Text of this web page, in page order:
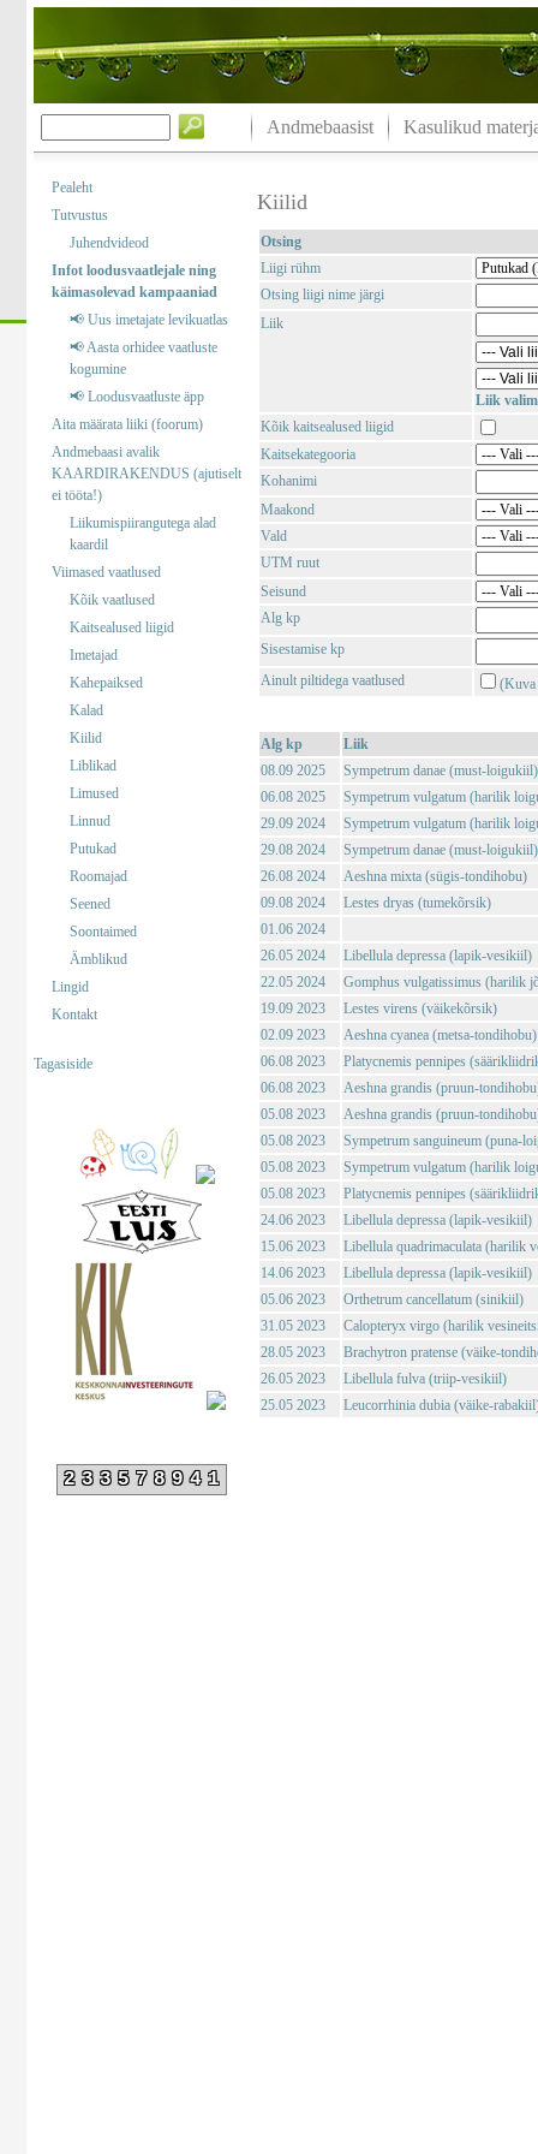
Andmebaasist Kasulikud
Pealeht
Tutvustus
Juhendvideod
Infot loodusvaatlejale ning
käimasolevad kampaaniad
📢 Uus imetajate levikuatlas
📢 Aasta orhidee vaatluste
kogumine
📢 Loodusvaatluste äpp
Aita määrata liiki (foorum)
Andmebaasi avalik
KAARDIRAKENDUS (ajutiselt
ei tööta!)
Liikumispiirangutega alad
kaardil
Viimased vaatlused
Kõik vaatlused
Kaitsealused liigid
Imetajad
Kahepaiksed
Kalad
Kiilid
Liblikad
Limused
Linnud
Putukad
Roomajad
Seened
Soontaimed
Ämblikud
Lingid
Kontakt
Tagasiside
233578941
Kiilid
Otsing
Liigi rühm
Otsing liigi nime järgi
Liik
Liik
Kõik kaitsealused liigid
Kaitsekategooria
Kohanimi
Maakond
Vald
UTM ruut
Seisund
Alg kp
Sisestamise kp
Ainult piltidega vaatlused
(Kuva
Alg kp
Liik
08.09 2025
Sympetrum danae (must-loigukiil)
06.08 2025
Sympetrum vulgatum (harilik
29.09 2024
Sympetrum vulgatum (harilik
29.08 2024
Sympetrum danae (must-loigukiil)
26.08 2024
Aeshna mixta (sügis-tondihobu)
09.08 2024
Lestes dryas (tumekõrsik)
01.06 2024
26.05 2024
Libellula depressa (lapik-vesikiil)
22.05 2024
Gomphus vulgatissimus (harilik
19.09 2023
Lestes virens (väikekõrsik)
02.09 2023
Aeshna cyanea (metsa-tondihobu)
06.08 2023
Platycnemis pennipes
06.08 2023
Aeshna grandis (pruun-
05.08 2023
Aeshna grandis (pruun-
05.08 2023
Sympetrum sanguineum (puna-
05.08 2023
Sympetrum vulgatum (harilik
05.08 2023
Platycnemis pennipes
24.06 2023
Libellula depressa (lapik-vesikiil)
15.06 2023
Libellula quadrimaculata (harilik
14.06 2023
Libellula depressa (lapik-vesikiil)
05.06 2023
Orthetrum cancellatum (sinikiil)
31.05 2023
Calopteryx virgo (harilik
28.05 2023
Brachytron pratense (väike-
26.05 2023
Libellula fulva (triip-vesikiil)
25.05 2023
Leucorrhinia dubia (väike-